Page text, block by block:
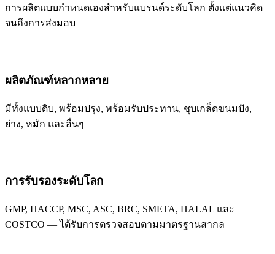
การผลิตแบบกำหนดเองสำหรับแบรนด์ระดับโลก ตั้งแต่แนวคิด
จนถึงการส่งมอบ
ผลิตภัณฑ์หลากหลาย
มีทั้งแบบดิบ, พร้อมปรุง, พร้อมรับประทาน, ชุบเกล็ดขนมปัง,
ย่าง, หมัก และอื่นๆ
การรับรองระดับโลก
GMP, HACCP, MSC, ASC, BRC, SMETA, HALAL และ
COSTCO — ได้รับการตรวจสอบตามมาตรฐานสากล